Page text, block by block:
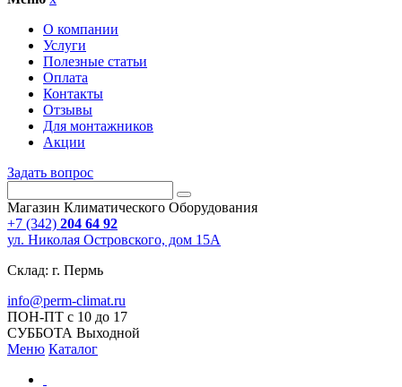
О компании
Услуги
Полезные статьи
Оплата
Контакты
Отзывы
Для монтажников
Акции
Задать вопрос
Магазин Климатического Оборудования
+7 (342) 204 64 92
ул. Николая Островского, дом 15А
Склад: г. Пермь
info@perm-climat.ru
ПОН-ПТ с 10 до 17
СУББОТА Выходной
Меню Каталог